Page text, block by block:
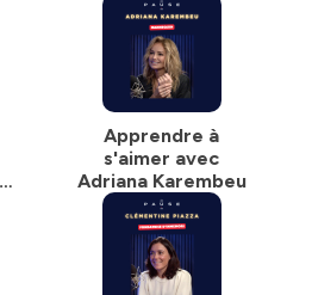
Apprendre à
s'aimer avec
Adriana Karembeu